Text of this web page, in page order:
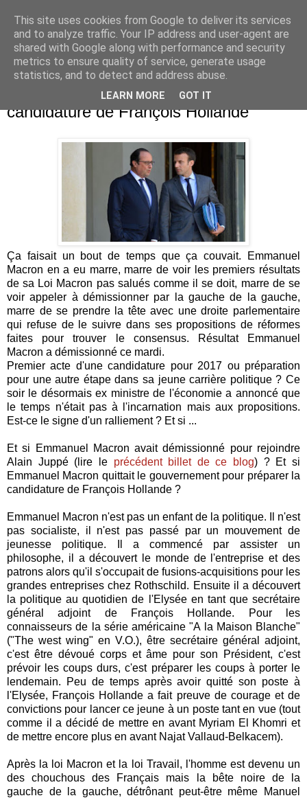
Je pense donc j'écris
mardi 30 août 2016
Macron démissionne pour lancer la
candidature de François Hollande
Ça faisait un bout de temps que ça couvait. Emmanuel
Macron en a eu marre, marre de voir les premiers résultats
de sa Loi Macron pas salués comme il se doit, marre de se
voir appeler à démissionner par la gauche de la gauche,
marre de se prendre la tête avec une droite parlementaire
qui refuse de le suivre dans ses propositions de réformes
faites pour trouver le consensus. Résultat Emmanuel
Macron a démissionné ce mardi.
Premier acte d'une candidature pour 2017 ou préparation
pour une autre étape dans sa jeune carrière politique ? Ce
soir le désormais ex ministre de l'économie a annoncé que
le temps n'était pas à l'incarnation mais aux propositions.
Est-ce le signe d'un ralliement ? Et si ...
Et si Emmanuel Macron avait démissionné pour rejoindre
Alain Juppé (lire le précédent billet de ce blog) ? Et si
Emmanuel Macron quittait le gouvernement pour préparer la
candidature de François Hollande ?
Emmanuel Macron n'est pas un enfant de la politique. Il n'est
pas socialiste, il n'est pas passé par un mouvement de
jeunesse politique. Il a commencé par assister un
philosophe, il a découvert le monde de l'entreprise et des
patrons alors qu'il s'occupait de fusions-acquisitions pour les
grandes entreprises chez Rothschild. Ensuite il a découvert
la politique au quotidien de l'Elysée en tant que secrétaire
général adjoint de François Hollande. Pour les
connaisseurs de la série américaine "A la Maison Blanche"
("The west wing" en V.O.), être secrétaire général adjoint,
c'est être dévoué corps et âme pour son Président, c'est
prévoir les coups durs, c'est préparer les coups à porter le
lendemain. Peu de temps après avoir quitté son poste à
l'Elysée, François Hollande a fait preuve de courage et de
convictions pour lancer ce jeune à un poste tant en vue (tout
comme il a décidé de mettre en avant Myriam El Khomri et
de mettre encore plus en avant Najat Vallaud-Belkacem).
Après la loi Macron et la loi Travail, l'homme est devenu un
des chouchous des Français mais la bête noire de la
gauche de la gauche, détrônant peut-être même Manuel
This site uses cookies from Google to deliver its services
and to analyze traffic. Your IP address and user-agent are
shared with Google along with performance and security
metrics to ensure quality of service, generate usage
statistics, and to detect and address abuse.
LEARN MORE GOT IT